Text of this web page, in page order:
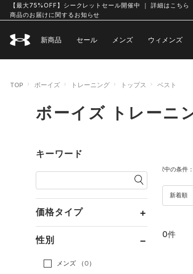
【最大75%OFF】シークレットセール開催中 ｜ 詳細はこちら
商品のお届けに関するお知らせ
新商品 セール メンズ ウィメンズ
TOP ボーイズ トレーニング トップス ベスト
ボーイズ トレーニ
キーワード
価格タイプ
性別
メンズ
（0）
新着順
選択中の条件：
0件